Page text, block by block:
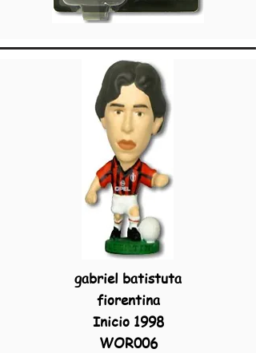
gabriel batistuta
fiorentina
Inicio 1998
WOR006